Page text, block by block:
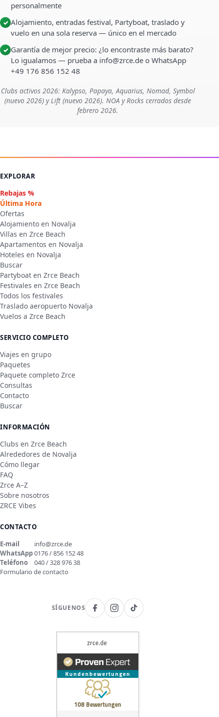
personalmente
✓ Alojamiento, entradas festival, Partyboat, traslado y
vuelo en una sola reserva — único en el mercado
✓ Garantía de mejor precio: ¿lo encontraste más barato?
Lo igualamos — prueba a info@zrce.de o WhatsApp
+49 176 856 152 48
Clubs activos 2026: Kalypso, Papaya, Aquarius, Nomad, Symbol
(nuevo 2026) y Lift (nuevo 2026). NOA y Rocks cerrados desde
febrero 2026.
EXPLORAR
Rebajas %
Última Hora
Ofertas
Alojamiento en Novalja
Villas en Zrce Beach
Apartamentos en Novalja
Hoteles en Novalja
Buscar
Partyboat en Zrce Beach
Festivales en Zrce Beach
Todos los festivales
Traslado aeropuerto Novalja
Vuelos a Zrce Beach
SERVICIO COMPLETO
Viajes en grupo
Paquetes
Paquete completo Zrce
Consultas
Contacto
Buscar
INFORMACIÓN
Clubs en Zrce Beach
Alrededores de Novalja
Cómo llegar
FAQ
Zrce A–Z
Sobre nosotros
ZRCE Vibes
CONTACTO
E-mail
info@zrce.de
WhatsApp0176 / 856 152 48
Teléfono
040 / 328 976 38
Formulario de contacto
SÍGUENOS